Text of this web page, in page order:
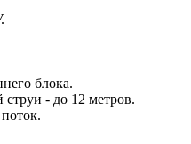
блока.
- до 12 метров.